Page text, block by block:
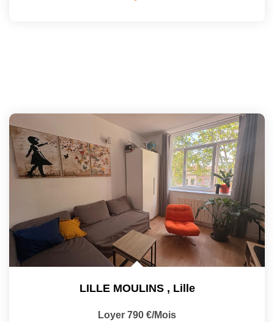
LILLE MOULINS , Lille
Loyer 790 €/mois